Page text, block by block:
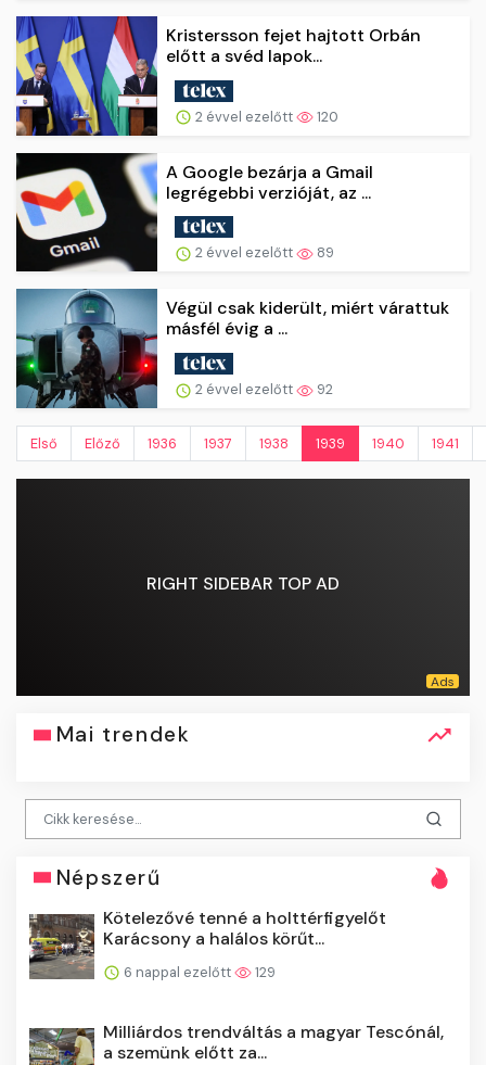
Kristersson fejet hajtott Orbán
előtt a svéd lapok...
2 évvel ezelőtt 120
A Google bezárja a Gmail
legrégebbi verzióját, az ...
2 évvel ezelőtt 89
Végül csak kiderült, miért várattuk
másfél évig a ...
2 évvel ezelőtt 92
Első Előző 1936 1937 1938 1939 1940 1941
RIGHT SIDEBAR TOP AD
Mai trendek
Népszerű
Kötelezővé tenné a holttérfigyelőt
Karácsony a halálos körűt...
6 nappal ezelőtt 129
Milliárdos trendváltás a magyar Tescónál,
a szemünk előtt za...